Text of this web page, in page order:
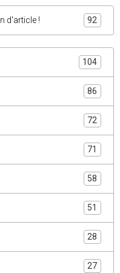
d'article ! 92
104
86
72
71
58
51
28
27